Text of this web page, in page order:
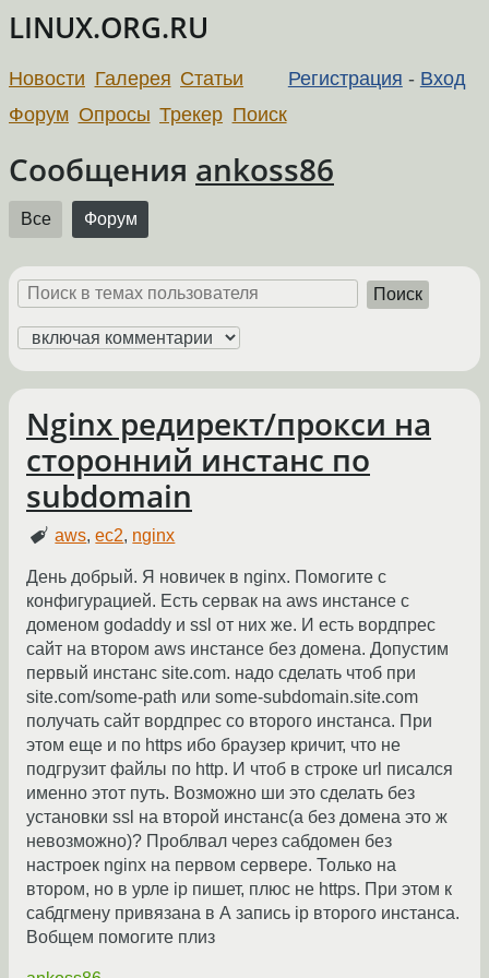
LINUX.ORG.RU
Регистрация - Вход
Новости Галерея Статьи
Форум Опросы Трекер Поиск
Сообщения ankoss86
Все Форум
Поиск
Nginx редирект/прокси на
сторонний инстанс по
subdomain
aws,ec2, nginx
День добрый. Я новичек в nginx. Помогите с
конфигурацией. Есть сервак на aws инстансе с
доменом godaddy и ssl от них же. И есть вордпрес
сайт на втором aws инстансе без домена. Допустим
первый инстанс site.com. надо сделать чтоб при
site.com/some-path или some-subdomain.site.com
получать сайт вордпрес со второго инстанса. При
этом еще и по https ибо браузер кричит, что не
подгрузит файлы по http. И чтоб в строке url писался
именно этот путь. Возможно ши это сделать без
установки ssl на второй инстанс(а без домена это ж
невозможно)? Проблвал через сабдомен без
настроек nginx на первом сервере. Только на
втором, но в урле ip пишет, плюс не https. При этом к
сабдгмену привязана в А запись ір второго инстанса.
Вобщем помогите плиз